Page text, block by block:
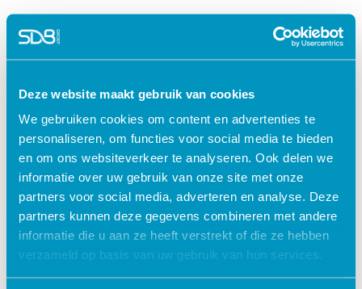
Deze website maakt gebruik van cookies
We gebruiken cookies om content en advertenties te
personaliseren, om functies voor social media te bieden
en om ons websiteverkeer te analyseren. Ook delen we
informatie over uw gebruik van onze site met onze
partners voor social media, adverteren en analyse. Deze
partners kunnen deze gegevens combineren met andere
informatie die u aan ze heeft verstrekt of die ze hebben
verzameld op basis van uw gebruik van hun services.
check
Geaccrediteerd door:
V&VN
Accr.nr. 630401 1 punt
turned_in_not Certificaat
€ 27,50 shopping_cart